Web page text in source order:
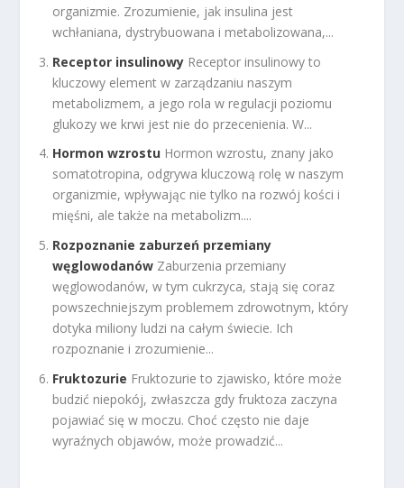
organizmie. Zrozumienie, jak insulina jest
wchłaniana, dystrybuowana i metabolizowana,...
Receptor insulinowy Receptor insulinowy to
kluczowy element w zarządzaniu naszym
metabolizmem, a jego rola w regulacji poziomu
glukozy we krwi jest nie do przecenienia. W...
Hormon wzrostu Hormon wzrostu, znany jako
somatotropina, odgrywa kluczową rolę w naszym
organizmie, wpływając nie tylko na rozwój kości i
mięśni, ale także na metabolizm....
Rozpoznanie zaburzeń przemiany
węglowodanów Zaburzenia przemiany
węglowodanów, w tym cukrzyca, stają się coraz
powszechniejszym problemem zdrowotnym, który
dotyka miliony ludzi na całym świecie. Ich
rozpoznanie i zrozumienie...
Fruktozurie Fruktozurie to zjawisko, które może
budzić niepokój, zwłaszcza gdy fruktoza zaczyna
pojawiać się w moczu. Choć często nie daje
wyraźnych objawów, może prowadzić...